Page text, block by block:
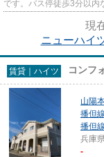
です。バス停徒歩3分以内
バッチリなマンションタ
現
ニューハイ
賃貸｜ハイツ コンフ
山陽
播但線
播但線
兵庫県
-